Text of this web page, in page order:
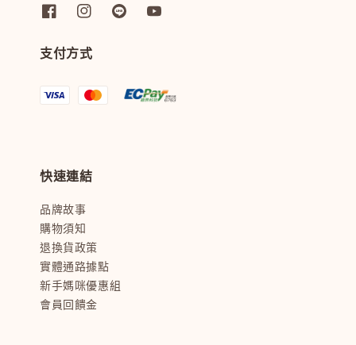
支付方式
快速連結
品牌故事
購物須知
退換貨政策
實體通路據點
新手媽咪優惠組
會員回饋金